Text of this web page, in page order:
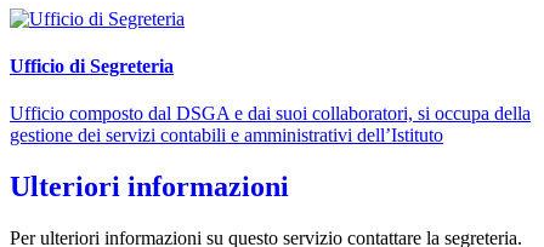
Ufficio di Segreteria
Ufficio composto dal DSGA e dai suoi collaboratori, si occupa della
gestione dei servizi contabili e amministrativi dell’Istituto
Ulteriori informazioni
Per ulteriori informazioni su questo servizio contattare la segreteria.